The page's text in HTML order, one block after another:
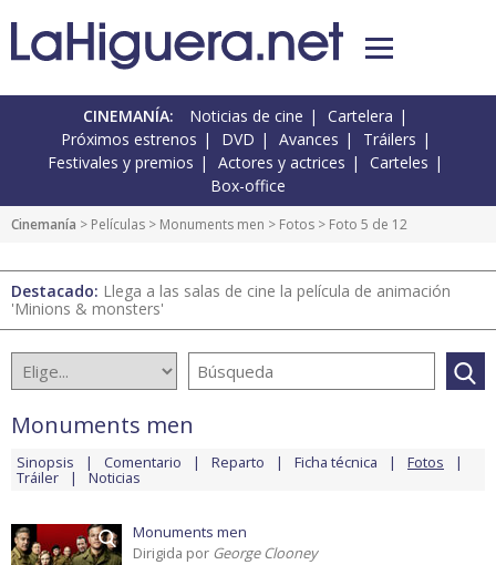
CINEMANÍA: Noticias de cine
Cartelera
Próximos estrenos
DVD Avances
Tráilers
Festivales y premios
Actores y actrices
Carteles
Box-office
Cinemanía > Películas > Monuments men > Fotos > Foto 5 de 12
Destacado: Llega a las salas de cine la película de animación
'Minions & monsters'
Monuments men
Sinopsis Comentario Reparto Ficha técnica Fotos
Tráiler Noticias
Monuments men
Dirigida por George Clooney